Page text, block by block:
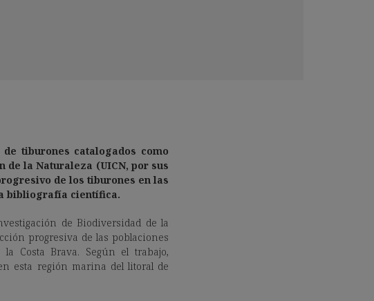
de tiburones catalogados como
la Naturaleza (UICN, por sus
de los tiburones en las
bibliografía científica.
de Biodiversidad de la
progresiva de las poblaciones
Costa Brava. Según el trabajo,
esta región marina del litoral de